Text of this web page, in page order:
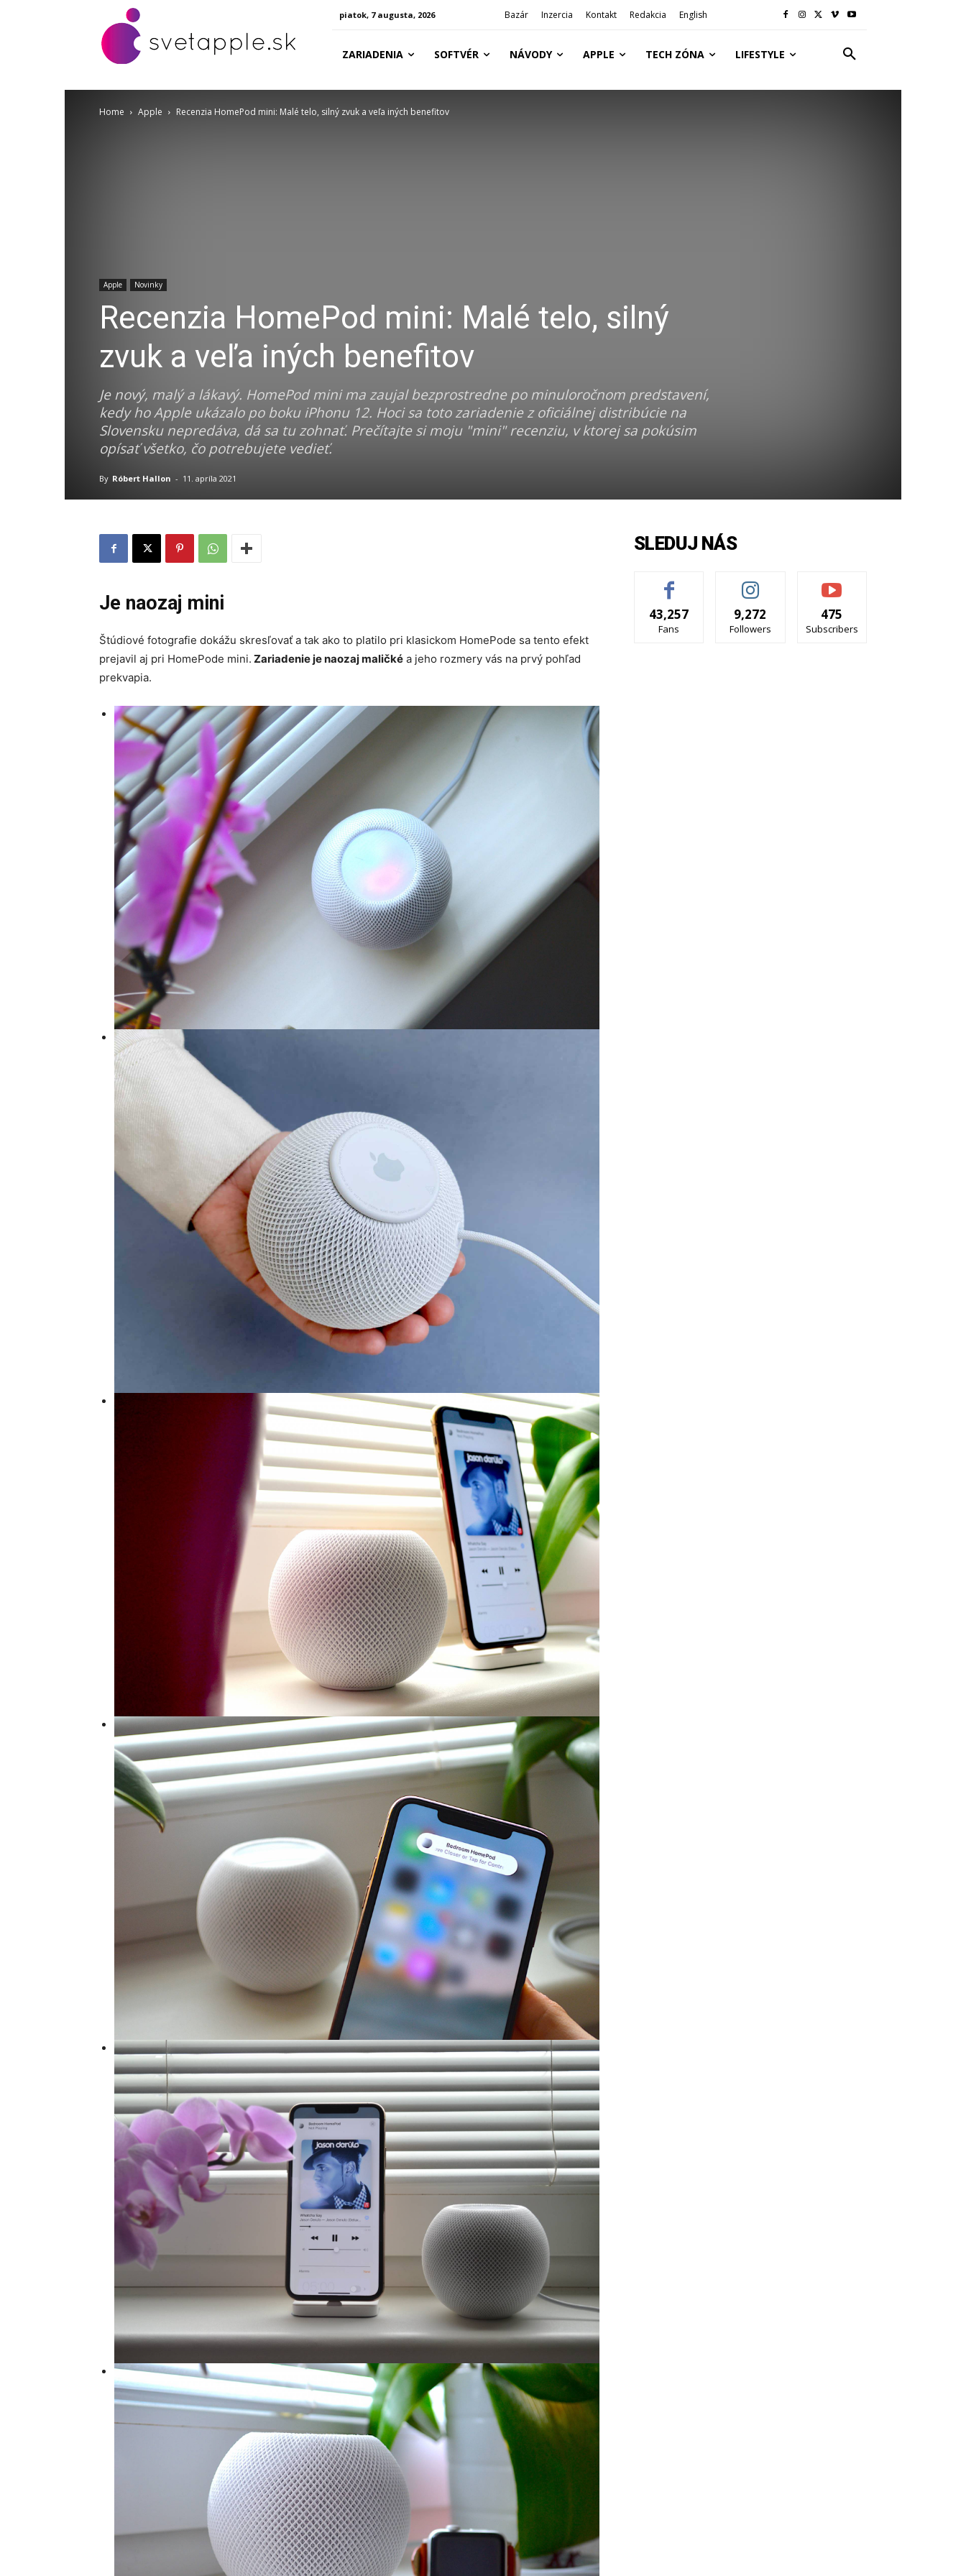
piatok, 7 augusta, 2026 Bazár Inzercia Kontakt Redakcia English
ZARIADENIA SOFTVÉR NÁVODY APPLE TECH ZÓNA LIFESTYLE
Home Apple Recenzia HomePod mini: Malé telo, silný zvuk a veľa iných benefitov
Apple Novinky
Recenzia HomePod mini: Malé telo, silný
zvuk a veľa iných benefitov
Je nový, malý a lákavý. HomePod mini ma zaujal bezprostredne po minuloročnom predstavení,
kedy ho Apple ukázalo po boku iPhonu 12. Hoci sa toto zariadenie z oficiálnej distribúcie na
Slovensku nepredáva, dá sa tu zohnať. Prečítajte si moju "mini" recenziu, v ktorej sa pokúsim
opísať všetko, čo potrebujete vedieť.
By Róbert Hallon - 11. apríla 2021
Je naozaj mini
Štúdiové fotografie dokážu skresľovať a tak ako to platilo pri klasickom HomePode sa tento efekt
prejavil aj pri HomePode mini. Zariadenie je naozaj maličké a jeho rozmery vás na prvý pohľad
prekvapia.
SLEDUJ NÁS
43,257
Fans
9,272
Followers
475
Subscribers